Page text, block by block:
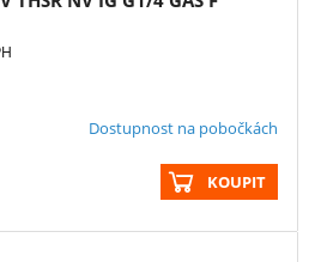
Dostupnost na pobočkách
KOUPIT